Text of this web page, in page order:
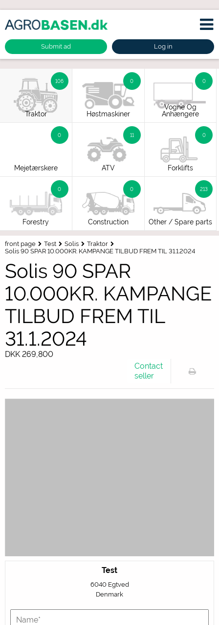
Submit ad Log in
106
Traktor
0
Høstmaskiner
0
Vogne Og
Anhængere
0
Mejetærskere
11
ATV
0
Forklifts
0
Forestry
0
Construction
213
Other / Spare parts
front page Test Solis
Traktor
Solis 90 SPAR 10.000KR. KAMPANGE TILBUD FREM TIL 31.1.2024
Solis 90 SPAR
10.000KR. KAMPANGE
TILBUD FREM TIL
31.1.2024
DKK 269,800
Contact
seller
Test
6040 Egtved
Denmark